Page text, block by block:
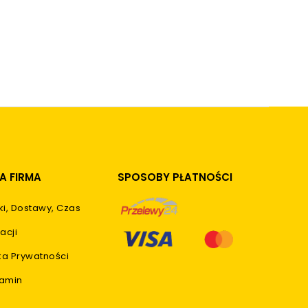
FIRMA
Dostawy, Czas
Prywatności
SPOSOBY PŁATNOŚCI